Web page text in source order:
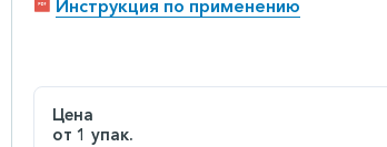
Инструкция по применению
Цена
от 1 упак.